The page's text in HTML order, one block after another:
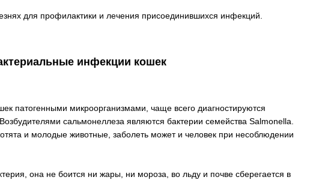
для профилактики и лечения присоединившихся инфекций.
инфекции кошек
патогенными микроорганизмами, чаще всего диагностируются
сальмонеллеза являются бактерии семейства Salmonella.
и молодые животные, заболеть может и человек при несоблюдении
она не боится ни жары, ни мороза, во льду и почве сберегается в